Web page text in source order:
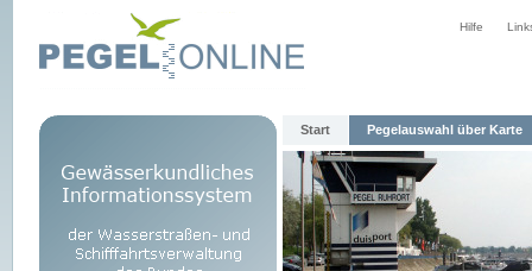
Hilfe
Start Pegelauswahl über Karte